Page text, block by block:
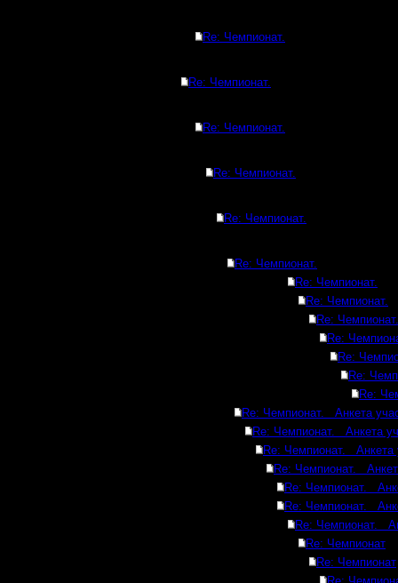
Re: Чемпионат.
Re: Чемпионат.
Re: Чемпионат.
Re: Чемпионат.
Re: Чемпионат.
Re: Чемпионат.
Re: Чемпионат.
Re: Чемпионат.
Re: Чемпионат.
Re:
Re:
Re:
Re:
Re: Чемпионат. Анкета
Re: Чемпионат. Анкета
Re: Чемпионат. Анкета
Re: Чемпионат.
Re: Чемпионат.
Re: Чемпионат.
Re: Чемпионат.
Re: Чемпионат
Re: Чемпионат